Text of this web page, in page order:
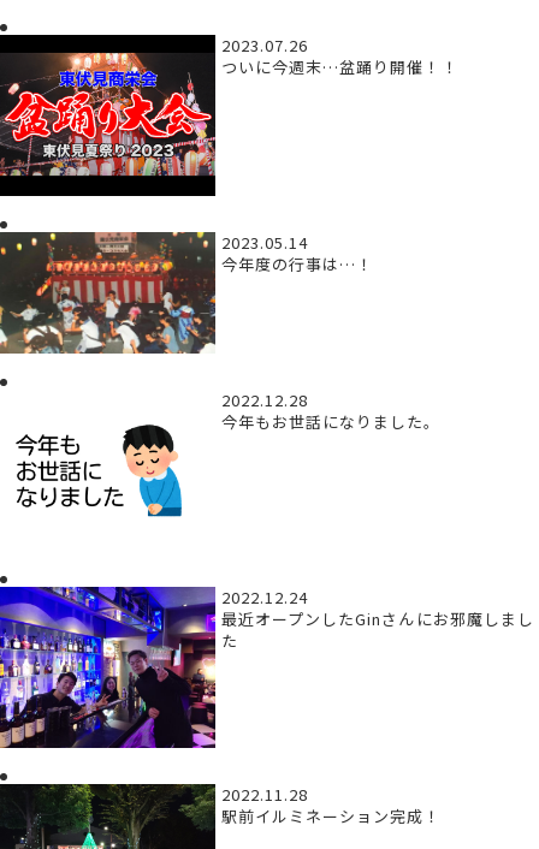
2023.07.26
ついに今週末…盆踊り開催！！
2023.05.14
今年度の行事は…！
2022.12.28
今年もお世話になりました。
2022.12.24
最近オープンしたGinさんにお邪魔しまし
た
2022.11.28
駅前イルミネーション完成！